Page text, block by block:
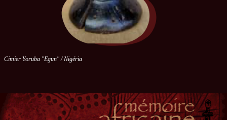
Cimier Yoruba "Egun" / Nigéria